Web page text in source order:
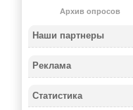
Архив опросов
Наши партнеры
Реклама
Статистика